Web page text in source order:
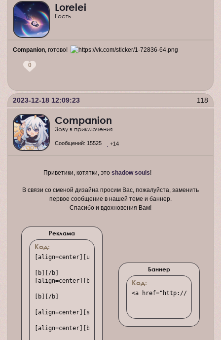
Lorelei
Гость
Companion , готово!
0
118
2023-12-18 12:09:23
Companion
Зову в приключения
Сообщений: 15525 +14
Приветики, котятки, это shadow souls!
В связи со сменой дизайна просим Вас, пожалуйста, заменить
первое сообщение в нашей теме и баннер.
Спасибо и вдохновения Вам!
Реклама
Код:
[align=center][url=http://soullove.ru][img]https://
[b][/b]
[align=center][b]•   •   •   •   •   •   •   •
[b][/b]
[align=center][size=17][font=Times New
[align=center][b]•   •   •   •   •   •   •   •
Баннер
Код:
<a href="http://